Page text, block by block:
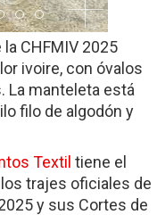
5
Item 6
Item 7
Item 8
CHFMIV 2025
ivoire, con óvalos
La manteleta está
filo de algodón y
Textil tiene el
trajes oficiales de
y sus Cortes de